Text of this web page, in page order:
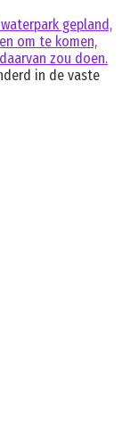
gepland,
om te komen,
zou doen.
in de vaste